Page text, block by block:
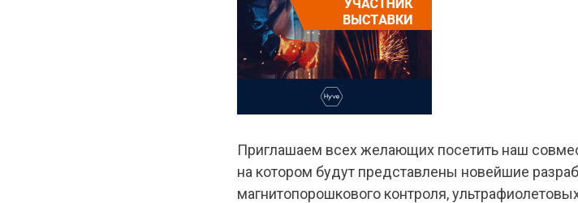
Приглашаем всех желающих посетить наш
на котором будут представлены новейшие
магнитопорошкового контроля,